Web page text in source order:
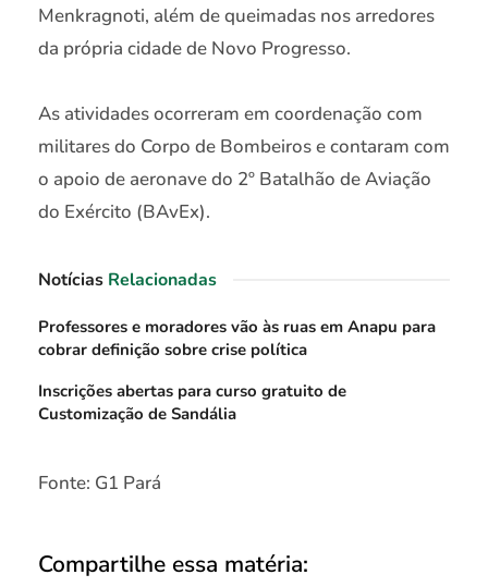
Menkragnoti, além de queimadas nos arredores
da própria cidade de Novo Progresso.
As atividades ocorreram em coordenação com
militares do Corpo de Bombeiros e contaram com
o apoio de aeronave do 2º Batalhão de Aviação
do Exército (BAvEx).
Notícias Relacionadas
Professores e moradores vão às ruas em Anapu para
cobrar definição sobre crise política
Inscrições abertas para curso gratuito de
Customização de Sandália
Fonte: G1 Pará
Compartilhe essa matéria: